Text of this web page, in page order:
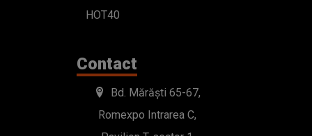
HOT40
Contact
Bd. Mărăști 65-67,
Romexpo Intrarea C,